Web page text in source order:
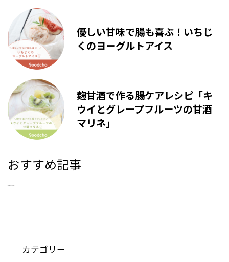
優しい甘味で腸も喜ぶ！いちじ
くのヨーグルトアイス
麹甘酒で作る腸ケアレシピ「キ
ウイとグレープフルーツの甘酒
マリネ」
おすすめ記事
カテゴリー